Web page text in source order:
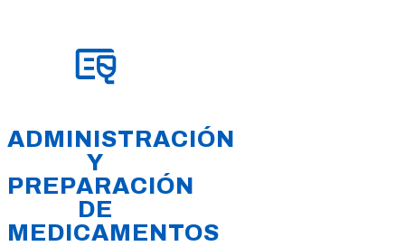
ADMINISTRACIÓN
Y
PREPARACIÓN
DE
MEDICAMENTOS